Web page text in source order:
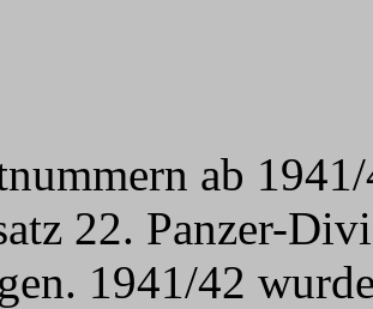
ab
22. Panzer-
1941/42